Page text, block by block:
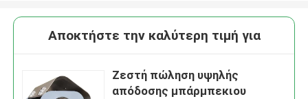
Αποκτήστε την καλύτερη τιμή για
Ζεστή πώληση υψηλής
απόδοσης μπάρμπεκιου